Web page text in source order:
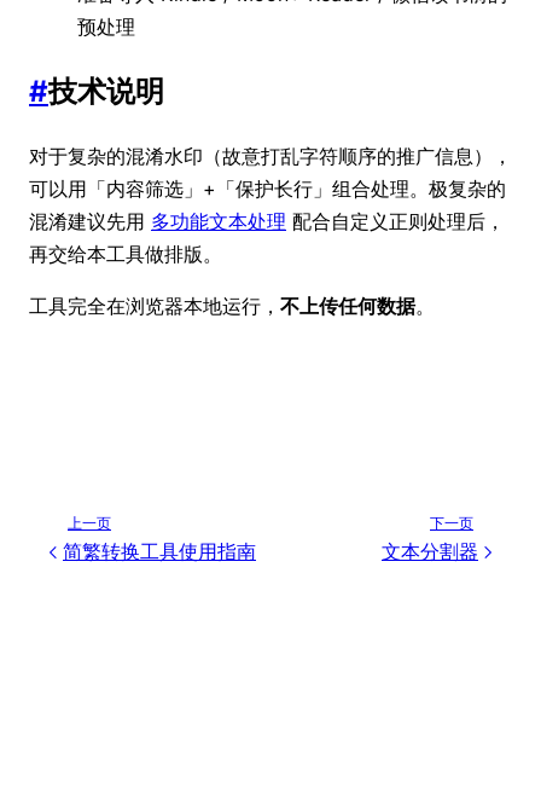
预处理
#技术说明
对于复杂的混淆水印（故意打乱字符顺序的推广信息），
可以用「内容筛选」+「保护长行」组合处理。极复杂的
混淆建议先用 多功能文本处理 配合自定义正则处理后，
再交给本工具做排版。
工具完全在浏览器本地运行， 不上传任何数据。
上一页
简繁转换工具使用指南
下一页
文本分割器